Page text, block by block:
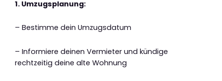
1. Umzugsplanung:
– Bestimme dein Umzugsdatum
– Informiere deinen Vermieter und kündige
rechtzeitig deine alte Wohnung